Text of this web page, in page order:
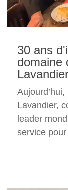
30 ans
domaine
Lavandier,
leader
service pour